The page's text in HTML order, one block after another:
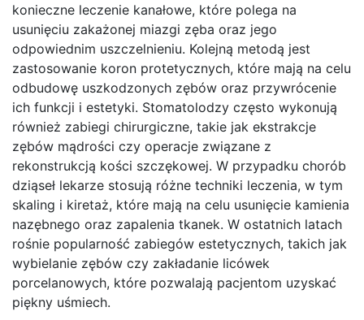
konieczne leczenie kanałowe, które polega na
usunięciu zakażonej miazgi zęba oraz jego
odpowiednim uszczelnieniu. Kolejną metodą jest
zastosowanie koron protetycznych, które mają na celu
odbudowę uszkodzonych zębów oraz przywrócenie
ich funkcji i estetyki. Stomatolodzy często wykonują
również zabiegi chirurgiczne, takie jak ekstrakcje
zębów mądrości czy operacje związane z
rekonstrukcją kości szczękowej. W przypadku chorób
dziąseł lekarze stosują różne techniki leczenia, w tym
skaling i kiretaż, które mają na celu usunięcie kamienia
nazębnego oraz zapalenia tkanek. W ostatnich latach
rośnie popularność zabiegów estetycznych, takich jak
wybielanie zębów czy zakładanie licówek
porcelanowych, które pozwalają pacjentom uzyskać
piękny uśmiech.